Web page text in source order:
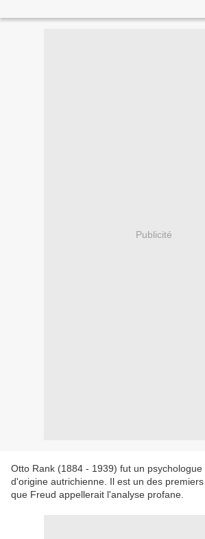
Publicité
Otto Rank (1884 - 1939) fut un
d'origine autrichienne. Il est un des
que Freud appellerait l'analyse profane.